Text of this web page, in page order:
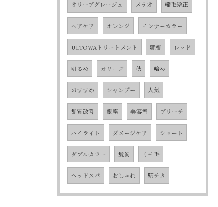
オリーブグレージュ メテオ 縮毛矯正
ヘアケア オレンジ インナーカラー
ULTOWAトリートメント 艶髪 レッド
明るめ オリーブ 秋 暗め
おすすめ シャンプー 人気
髪質改善 銀座 美容室 ブリーチ
ハイライト ダメージケア ショート
ダブルカラー 髪質 くせ毛
ヘッドスパ おしゃれ 駅チカ